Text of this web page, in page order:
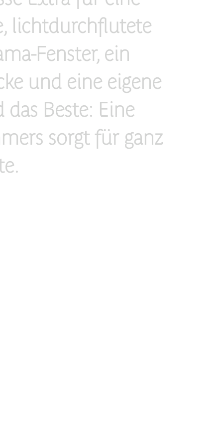
lichtdurchflutete
Fenster, ein
und eine eigene
Beste: Eine
sorgt für ganz